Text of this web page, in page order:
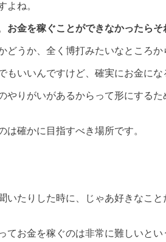
よね。
お金を稼ぐことができなかったら
うか、全く博打みたいなところ
もいいんですけど、確実にお金に
りがいがあるからって形にする
は確かに目指すべき場所です。
たりした時に、じゃあ好きなこ
お金を稼ぐのは非常に難しいとい